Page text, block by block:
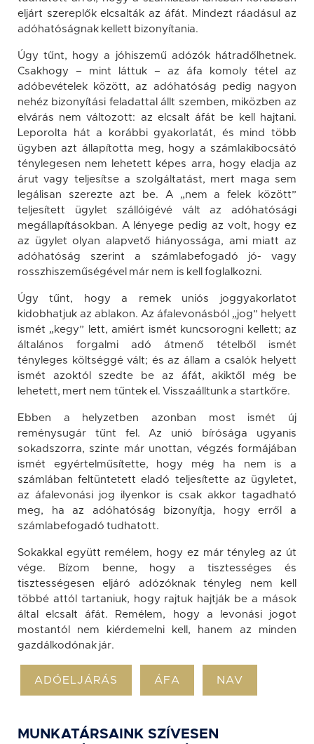
eljárt szereplők elcsalták az áfát. Mindezt ráadásul az
adóhatóságnak kellett bizonyítania.
Úgy tűnt, hogy a jóhiszemű adózók hátradőlhetnek.
Csakhogy – mint láttuk – az áfa komoly tétel az
adóbevételek között, az adóhatóság pedig nagyon
nehéz bizonyítási feladattal állt szemben, miközben az
elvárás nem változott: az elcsalt áfát be kell hajtani.
Leporolta hát a korábbi gyakorlatát, és mind több
ügyben azt állapította meg, hogy a számlakibocsátó
ténylegesen nem lehetett képes arra, hogy eladja az
árut vagy teljesítse a szolgáltatást, mert maga sem
legálisan szerezte azt be. A „nem a felek között”
teljesített ügylet szállóigévé vált az adóhatósági
megállapításokban. A lényege pedig az volt, hogy ez
az ügylet olyan alapvető hiányossága, ami miatt az
adóhatóság szerint a számlabefogadó jó- vagy
rosszhiszeműségével már nem is kell foglalkozni.
Úgy tűnt, hogy a remek uniós joggyakorlatot
kidobhatjuk az ablakon. Az áfalevonásból „jog” helyett
ismét „kegy” lett, amiért ismét kuncsorogni kellett; az
általános forgalmi adó átmenő tételből ismét
tényleges költséggé vált; és az állam a csalók helyett
ismét azoktól szedte be az áfát, akiktől még be
lehetett, mert nem tűntek el. Visszaálltunk a startkőre.
Ebben a helyzetben azonban most ismét új
reménysugár tűnt fel. Az unió bírósága ugyanis
sokadszorra, szinte már unottan, végzés formájában
ismét egyértelműsítette, hogy még ha nem is a
számlában feltüntetett eladó teljesítette az ügyletet,
az áfalevonási jog ilyenkor is csak akkor tagadható
meg, ha az adóhatóság bizonyítja, hogy erről a
számlabefogadó tudhatott.
Sokakkal együtt remélem, hogy ez már tényleg az út
vége. Bízom benne, hogy a tisztességes és
tisztességesen eljáró adózóknak tényleg nem kell
többé attól tartaniuk, hogy rajtuk hajtják be a mások
által elcsalt áfát. Remélem, hogy a levonási jogot
mostantól nem kiérdemelni kell, hanem az minden
gazdálkodónak jár.
ADÓELJÁRÁS ÁFA NAV
MUNKATÁRSAINK SZÍVESEN